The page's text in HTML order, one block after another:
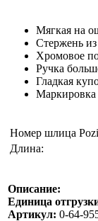
Мягкая на
Стержень
Хромовое
Ручка
Гладкая
Маркировка
Номер шлица
Длина:
Описание:
Единица
Артикул: 0-64-